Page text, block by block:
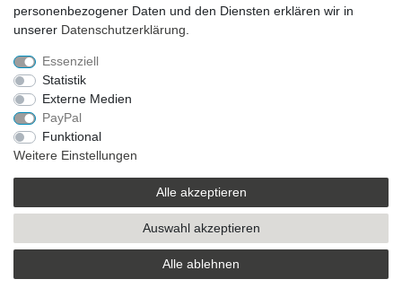
* Alle Preise verstehen sich inkl. MwSt. zzgl. Versandkosten. Alle Angebote sind
freibleibend zzgl. Versandkosten und bei Nachnahme Übermittlungsentgelt.
Copyright 2019 © Kremers-Schatzkiste | Alle Rechte vorbehalten.
personenbezogener Daten und den Diensten erklären wir in
unserer Daten­schutz­erklärung
Essenziell
Statistik
Externe Medien
PayPal
Funktional
Weitere Einstellungen
Alle akzeptieren
Alle ablehnen
Auswahl akzeptieren